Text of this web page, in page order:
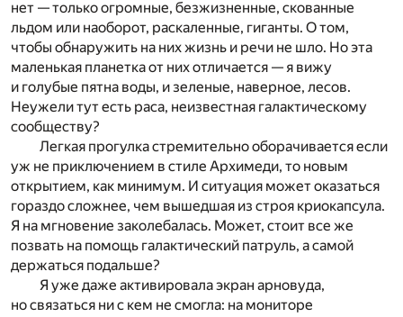
нет — только огромные, безжизненные, скованные
льдом или наоборот, раскаленные, гиганты. О том,
чтобы обнаружить на них жизнь и речи не шло. Но эта
маленькая планетка от них отличается — я вижу
и голубые пятна воды, и зеленые, наверное, лесов.
Неужели тут есть раса, неизвестная галактическому
сообществу?
Легкая прогулка стремительно оборачивается если
уж не приключением в стиле Архимеди, то новым
открытием, как минимум. И ситуация может оказаться
гораздо сложнее, чем вышедшая из строя криокапсула.
Я на мгновение заколебалась. Может, стоит все же
позвать на помощь галактический патруль, а самой
держаться подальше?
Я уже даже активировала экран арновуда,
но связаться ни с кем не смогла: на мониторе